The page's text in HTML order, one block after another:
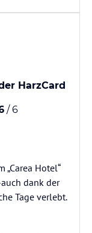
HarzCard
/ 6
Hotel“
dank der
Tage verlebt.